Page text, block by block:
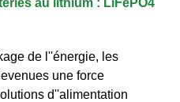
de l''énergie, les
une force
d''alimentation